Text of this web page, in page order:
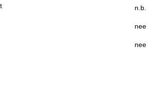
n.b.
nee
nee